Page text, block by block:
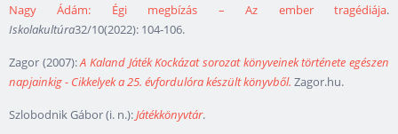
Nagy Ádám: Égi megbízás – Az ember tragédiája.
Iskolakultúra32/10(2022): 104-106.
Zagor (2007):A Kaland Játék Kockázat sorozat könyveinek története egészen
napjainkig - Cikkelyek a 25. évfordulóra készült könyvből. Zagor.hu.
Szlobodnik Gábor (i. n.):Játékkönyvtár.